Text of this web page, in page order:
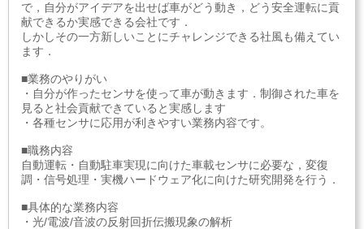
で，自分がアイデアを出せば車がどう動き，どう安全運転に貢
献できるか実感できる会社です．
しかしその一方新しいことにチャレンジできる社風も備えてい
ます．
■業務のやりがい
・自分が作ったセンサを使って車が動きます．制御された車を
見ると社会貢献できていると実感します
・各種センサに応用が利きやすい業務内容です。
■職務内容
自動運転・自動駐車実現に向けた車載センサに必要な，変復
調・信号処理・実機ハードウェア化に向けた研究開発を行う．
■具体的な業務内容
・光/電波/音波の反射回折伝搬現象の解析